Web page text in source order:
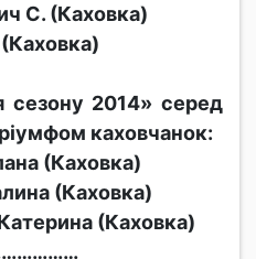
С. (Каховка)
сезону 2014» серед
каховчанок:
(Каховка)
(Каховка)
(Каховка)